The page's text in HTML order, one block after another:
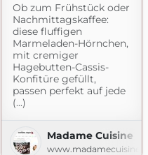
Ob zum Frühstück oder
Nachmittagskaffee:
diese fluffigen
Marmeladen-Hörnchen,
mit cremiger
Hagebutten-Cassis-
Konfitüre gefüllt,
passen perfekt auf jede
(...)
Madame Cuisine
www.madamecuisine.de